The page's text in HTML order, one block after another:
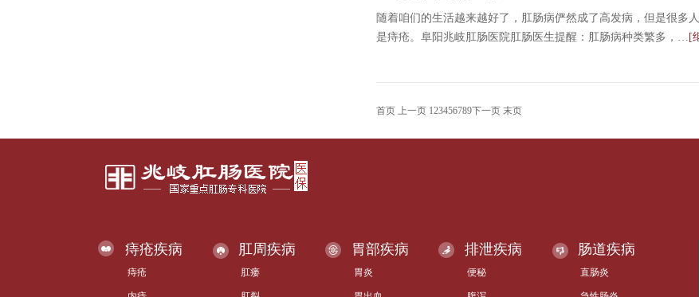
随着咱们的生活越来越好了，肛肠病俨然成了高发病，但是很多
是痔疮。阜阳兆岐肛肠医院肛肠医生提醒：肛肠病种类繁多，… [
首页 上一页 123456789下一页 末页
痔疮疾病
痔疮
肛周疾病
肛瘘
胃部疾病
胃炎
排泄疾病
便秘
肠道疾病
直肠炎